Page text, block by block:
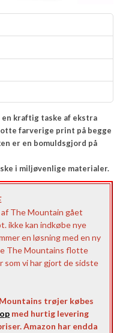
en kraftig taske af ekstra
farverige print på begge
er en bomuldsgjord på
i miljøvenlige materialer.
The Mountain gået
ikke kan indkøbe nye
en løsning med en ny
The Mountains flotte
som vi har gjort de sidste
trøjer købes
med hurtig levering
Amazon har endda